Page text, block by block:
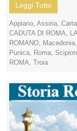
Leggi Tutto
Appiano Assiria
CADUTA DI ROMA
ROMANO Macedonia
Punica Roma
ROMA Troia